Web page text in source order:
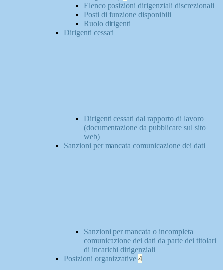
Elenco posizioni dirigenziali discrezionali
Posti di funzione disponibili
Ruolo dirigenti
Dirigenti cessati
Dirigenti cessati dal rapporto di lavoro
(documentazione da pubblicare sul sito
web)
Sanzioni per mancata comunicazione dei dati
Sanzioni per mancata o incompleta
comunicazione dei dati da parte dei titolari
di incarichi dirigenziali
Posizioni organizzative 4